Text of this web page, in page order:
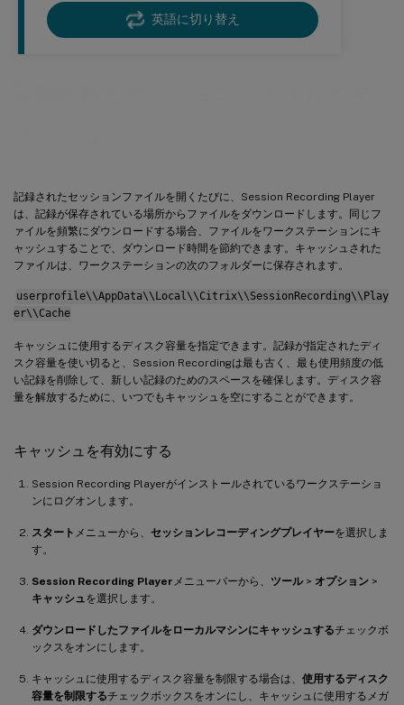
英語に切り替え
記録されたセッションファイルを開くたびに、Session Recording Player
は、記録が保存されている場所からファイルをダウンロードします。同じフ
ァイルを頻繁にダウンロードする場合、ファイルをワークステーションにキ
ャッシュすることで、ダウンロード時間を節約できます。キャッシュされた
ファイルは、ワークステーションの次のフォルダーに保存されます。
userprofile\\AppData\\Local\\Citrix\\SessionRecording\\Play
er\\Cache
キャッシュに使用するディスク容量を指定できます。記録が指定されたディ
スク容量を使い切ると、Session Recordingは最も古く、最も使用頻度の低
い記録を削除して、新しい記録のためのスペースを確保します。ディスク容
量を解放するために、いつでもキャッシュを空にすることができます。
キャッシュを有効にする
Session Recording Playerがインストールされているワークステーショ
ンにログオンします。
スタート メニューから、 セッションレコーディングプレイヤーを選択しま
す。
Session Recording Player メニューバーから、 ツール> オプション >
キャッシュ を選択します。
ダウンロードしたファイルをローカルマシンにキャッシュするチェックボ
ックスをオンにします。
キャッシュに使用するディスク容量を制限する場合は、 使用するディスク
容量を制限するチェックボックスをオンにし、キャッシュに使用するメガ